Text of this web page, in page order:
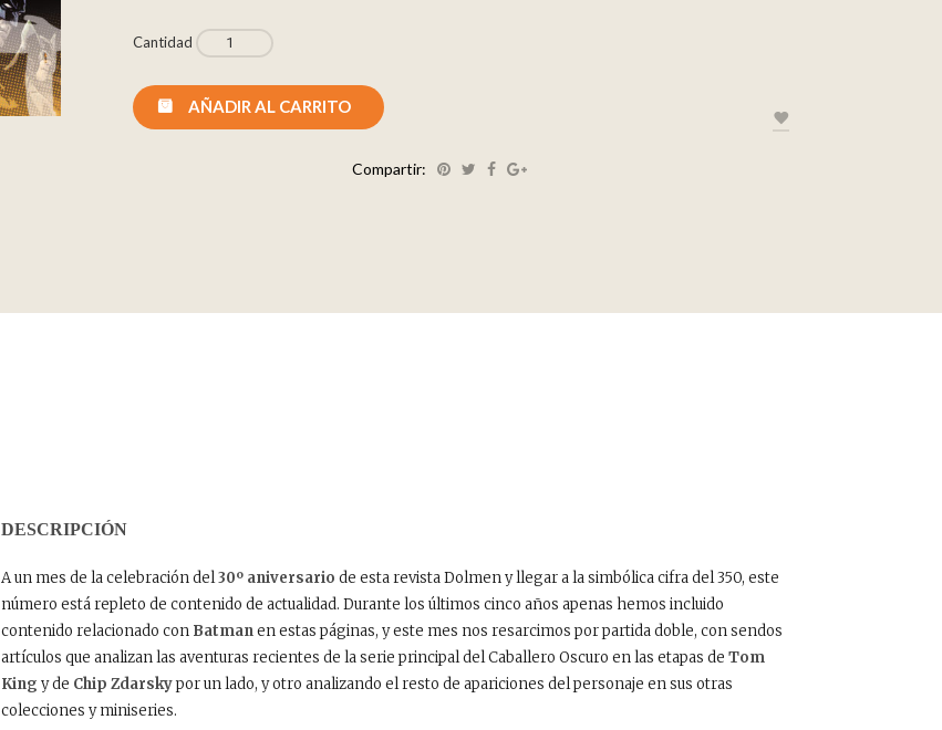
Cantidad
AÑADIR AL CARRITO
Compartir:
DESCRIPCIÓN
A un mes de la celebración del30º aniversario de esta revista Dolmen y llegar a la simbólica cifra del 350, este
número está repleto de contenido de actualidad. Durante los últimos cinco años apenas hemos incluido
contenido relacionado con Batmanen estas páginas, y este mes nos resarcimos por partida doble, con sendos
artículos que analizan las aventuras recientes de la serie principal del Caballero Oscuro en las etapas de Tom
King y de Chip Zdarskypor un lado, y otro analizando el resto de apariciones del personaje en sus otras
colecciones y miniseries.